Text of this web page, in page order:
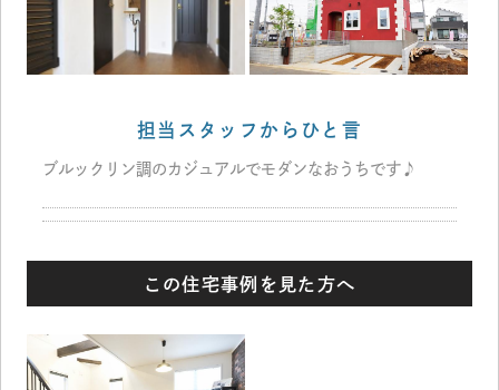
担当スタッフからひと言
ブルックリン調のカジュアルでモダンなおうちです♪
この住宅事例を見た方へ